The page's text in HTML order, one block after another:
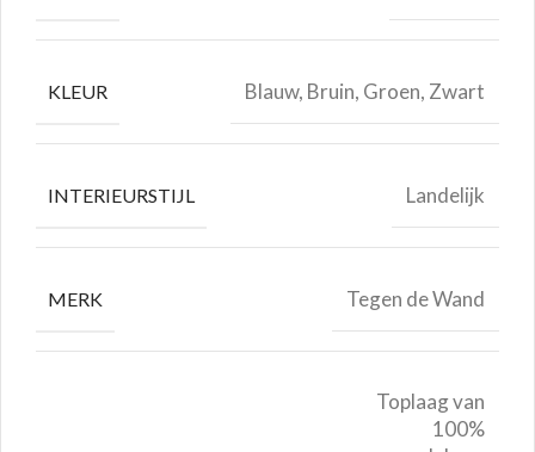
KLEUR Blauw, Bruin, Groen, Zwart
INTERIEURSTIJL Landelijk
MERK Tegen de Wand
Toplaag van
100%